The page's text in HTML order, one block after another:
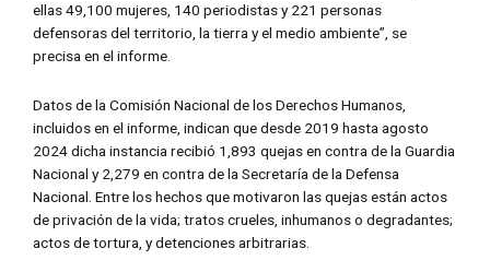
ellas 49,100 mujeres, 140 periodistas y 221 personas
defensoras del territorio, la tierra y el medio ambiente”, se
precisa en el informe.
Datos de la Comisión Nacional de los Derechos Humanos,
incluidos en el informe, indican que desde 2019 hasta agosto
2024 dicha instancia recibió 1,893 quejas en contra de la Guardia
Nacional y 2,279 en contra de la Secretaría de la Defensa
Nacional. Entre los hechos que motivaron las quejas están actos
de privación de la vida; tratos crueles, inhumanos o degradantes;
actos de tortura, y detenciones arbitrarias.